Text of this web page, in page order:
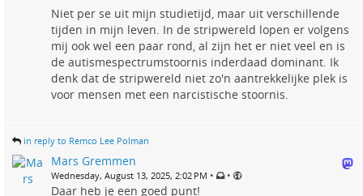
Niet per se uit mijn studietijd, maar uit verschillende
tijden in mijn leven. In de stripwereld lopen er volgens
mij ook wel een paar rond, al zijn het er niet veel en is
de autismespectrumstoornis inderdaad dominant. Ik
denk dat de stripwereld niet zo'n aantrekkelijke plek is
voor mensen met een narcistische stoornis.
in reply to Remco Lee Polman
Mars Gremmen
Wednesday, August 13, 2025, 2:02 PM • •
Daar heb je een goed punt!